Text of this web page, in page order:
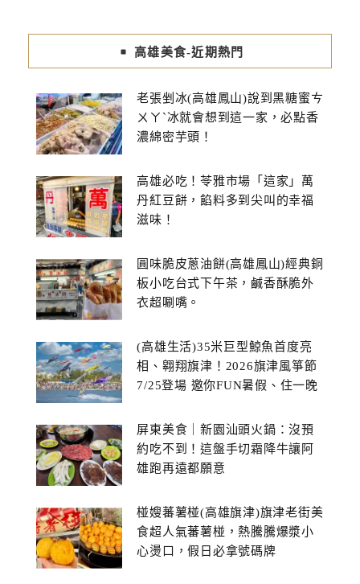
高雄美食-近期熱門
老張剉冰(高雄鳳山)說到黑糖蜜ㄘ
ㄨㄚˋ冰就會想到這一家，必點香
濃綿密芋頭！
高雄必吃！苓雅市場「這家」萬
丹紅豆餅，餡料多到尖叫的幸福
滋味！
圓味脆皮蔥油餅(高雄鳳山)經典銅
板小吃台式下午茶，鹹香酥脆外
衣超唰嘴。
(高雄生活)35米巨型鯨魚首度亮
相、翱翔旗津！2026旗津風箏節
7/25登場 邀你FUN暑假、住一晚
屏東美食｜新園汕頭火鍋：沒預
約吃不到！這盤手切霜降牛讓阿
雄跑再遠都願意
椪嫂蕃薯椪(高雄旗津)旗津老街美
食超人氣蕃薯椪，熱騰騰爆漿小
心燙口，假日必拿號碼牌